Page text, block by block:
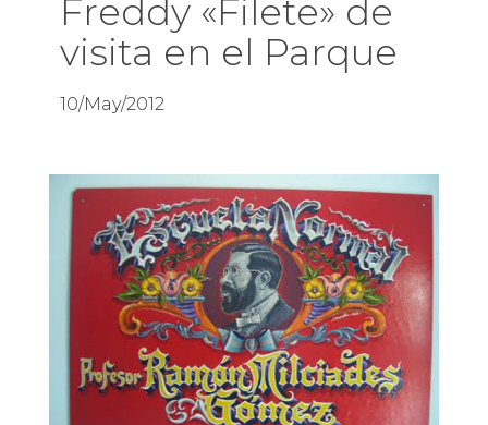
Freddy «Filete» de
visita en el Parque
10/May/2012